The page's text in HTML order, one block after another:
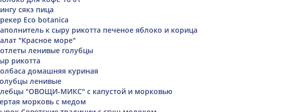
сякэ пица
Eco botanica
к сыру рикотта печеное яблоко и корица
"Красное море"
ленивые голубцы
рикотта
домашняя куриная
ленивые
"ОВОЩИ-МИКС" с капустой и морковью
морковь с медом